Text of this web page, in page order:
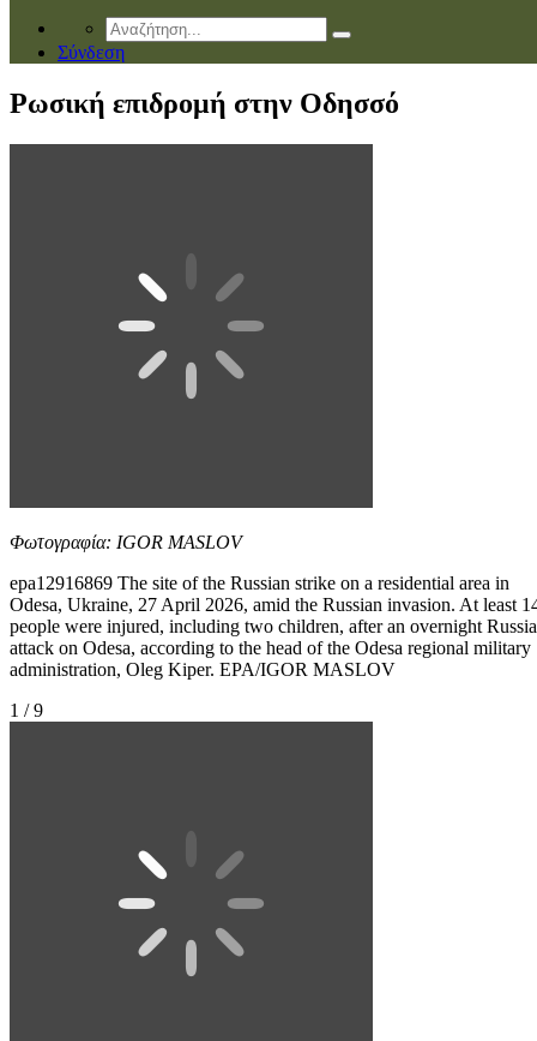
Σύνδεση
Ρωσική επιδρομή στην Οδησσό
Φωτογραφία: IGOR MASLOV
epa12916869 The site of the Russian strike on a residential area in
Odesa, Ukraine, 27 April 2026, amid the Russian invasion. At least
people were injured, including two children, after an overnight
attack on Odesa, according to the head of the Odesa regional military
administration, Oleg Kiper. EPA/IGOR MASLOV
1 / 9